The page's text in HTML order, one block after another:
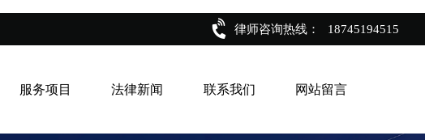
律师咨询热线： 18745194515
服务项目 法律新闻 联系我们 网站留言